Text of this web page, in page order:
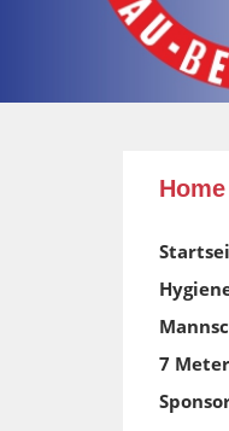
Home
7